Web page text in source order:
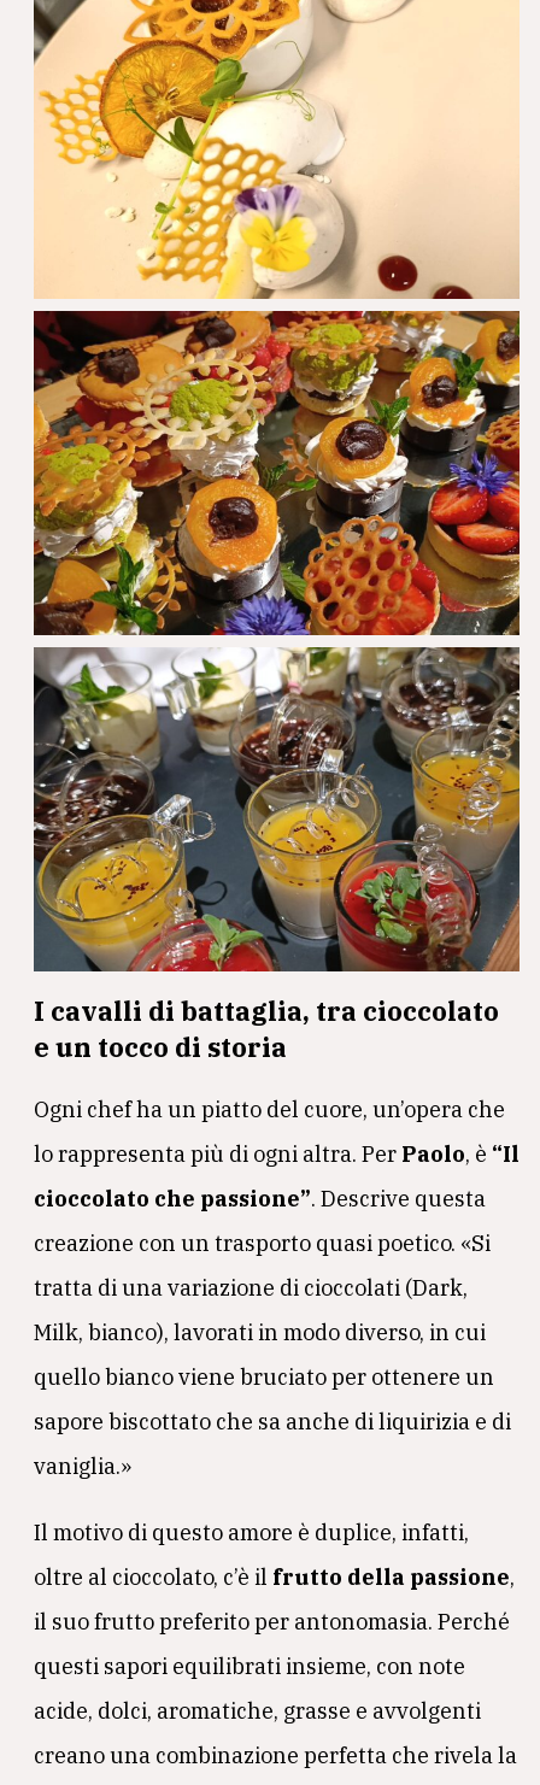
I cavalli di battaglia, tra cioccolato
e un tocco di storia
Ogni chef ha un piatto del cuore, un’opera che
lo rappresenta più di ogni altra. Per Paolo, è “Il
cioccolato che passione”. Descrive questa
creazione con un trasporto quasi poetico. «Si
tratta di una variazione di cioccolati (Dark,
Milk, bianco), lavorati in modo diverso, in cui
quello bianco viene bruciato per ottenere un
sapore biscottato che sa anche di liquirizia e di
vaniglia.»
Il motivo di questo amore è duplice, infatti,
oltre al cioccolato, c’è il frutto della passione,
il suo frutto preferito per antonomasia. Perché
questi sapori equilibrati insieme, con note
acide, dolci, aromatiche, grasse e avvolgenti
creano una combinazione perfetta che rivela la